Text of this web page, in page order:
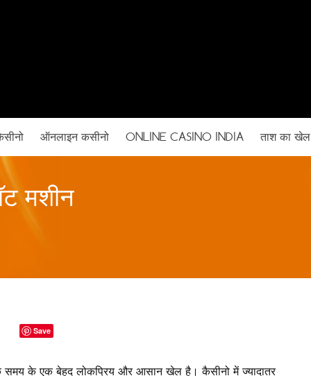
ऑनलाइन कसीनो ONLINE CASINO INDIA ताश का खेल
मशीन
Save
के एक बेहद लोकप्रिय और आसान खेल है। कैसीनो में ज्यादातर